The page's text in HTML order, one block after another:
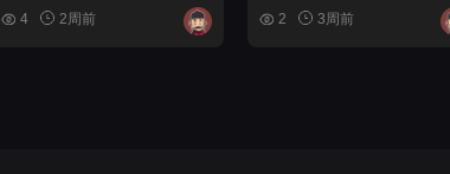
Launcher Rigged
4 2周前
Nature Elements
2 3周前